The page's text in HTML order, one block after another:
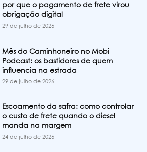
por que o pagamento de frete virou
obrigação digital
29 de julho de 2026
Mês do Caminhoneiro no Mobi
Podcast: os bastidores de quem
influencia na estrada
29 de julho de 2026
Escoamento da safra: como controlar
o custo de frete quando o diesel
manda na margem
24 de julho de 2026